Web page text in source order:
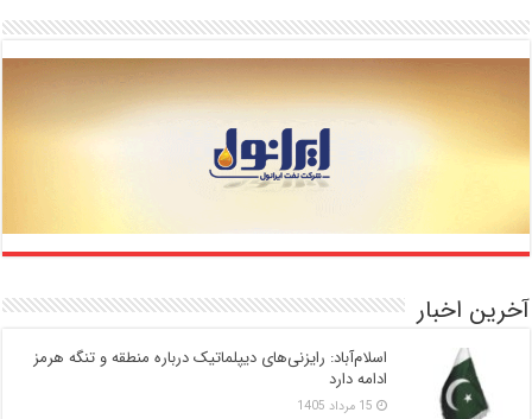
آخرین اخبار
اسلام‌آباد: رایزنی‌های دیپلماتیک درباره منطقه و تنگه هرمز
ادامه دارد
15 مرداد 1405